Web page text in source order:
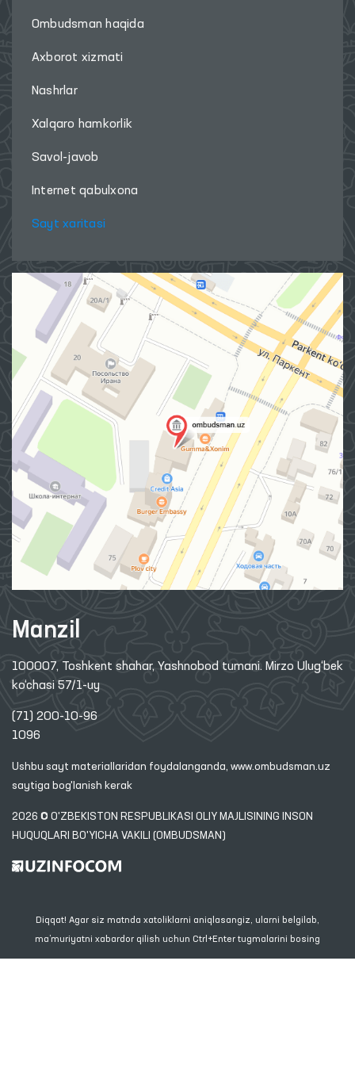
Ombudsman haqida
Axborot xizmati
Nashrlar
Xalqaro hamkorlik
Savol-javob
Internet qabulxona
Sayt xaritasi
Manzil
100007, Toshkent shahar, Yashnobod tumani. Mirzo Ulug‘bek
ko‘chasi 57/1-uy
(71) 200-10-96
1096
Ushbu sayt materiallaridan foydalanganda, www.ombudsman.uz
saytiga bog'lanish kerak
2026 © O'ZBEKISTON RESPUBLIKASI OLIY MAJLISINING INSON
HUQUQLARI BO'YICHA VAKILI (OMBUDSMAN)
Diqqat! Agar siz matnda xatoliklarni aniqlasangiz, ularni belgilab,
ma’muriyatni xabardor qilish uchun Ctrl+Enter tugmalarini bosing